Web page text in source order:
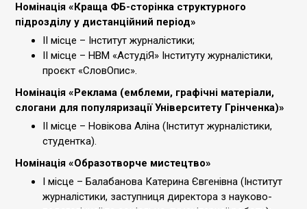
Номінація «Краща ФБ-сторінка структурного
підрозділу у дистанційний період»
ІІ місце – Інститут журналістики;
ІІ місце – НВМ «АстудіЯ» Інституту журналістики,
проєкт «СловОпис».
Номінація «Реклама (емблеми, графічні матеріали,
слогани для популяризації Університету Грінченка)»
ІІ місце – Новікова Аліна (Інститут журналістики,
студентка).
Номінація «Образотворче мистецтво»
І місце – Балабанова Катерина Євгенівна (Інститут
журналістики, заступниця директора з науково-